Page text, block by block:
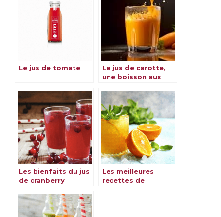
Le jus de tomate
Le jus de carotte,
une boisson aux
Les bienfaits du jus
de cranberry
Les meilleures
recettes de